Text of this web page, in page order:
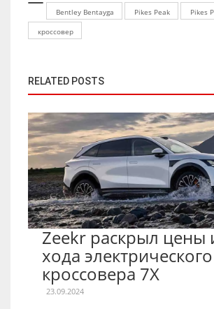
Bentley Bentayga Pikes Peak
Pikes
кроссовер
RELATED POSTS
Zeekr раскрыл цены
хода электрического
кроссовера 7X
23.09.2024